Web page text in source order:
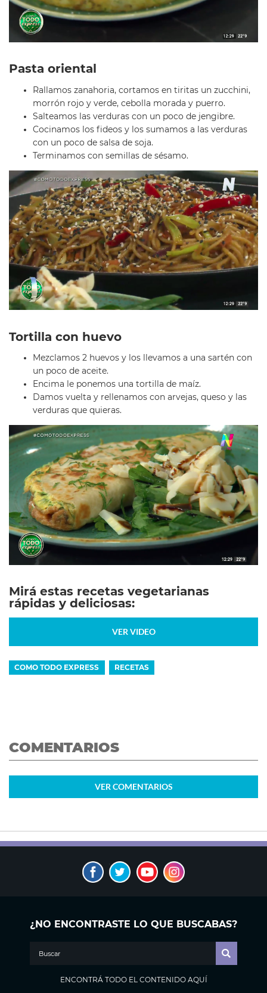
Pasta oriental
Rallamos zanahoria, cortamos en tiritas un zucchini,
morrón rojo y verde, cebolla morada y puerro.
Salteamos las verduras con un poco de jengibre.
Cocinamos los fideos y los sumamos a las verduras
con un poco de salsa de soja.
Terminamos con semillas de sésamo.
Tortilla con huevo
Mezclamos 2 huevos y los llevamos a una sartén con
un poco de aceite.
Encima le ponemos una tortilla de maíz.
Damos vuelta y rellenamos con arvejas, queso y las
verduras que quieras.
Mirá estas recetas vegetarianas
rápidas y deliciosas:
VER VIDEO
COMO TODO EXPRESS RECETAS
COMENTARIOS
VER COMENTARIOS
¿NO ENCONTRASTE LO QUE BUSCABAS?
ENCONTRÁ TODO EL CONTENIDO AQUÍ